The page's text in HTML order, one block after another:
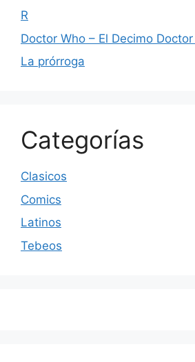
R
Doctor Who – El Decimo
La prórroga
Categorías
Clasicos
Comics
Latinos
Tebeos